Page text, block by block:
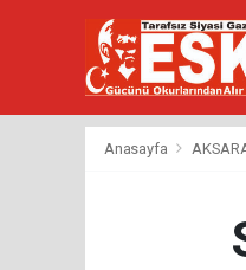
Anasayfa